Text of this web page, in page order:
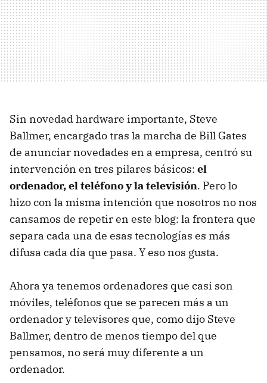
Sin novedad hardware importante, Steve
Ballmer, encargado tras la marcha de Bill Gates
de anunciar novedades en a empresa, centró su
intervención en tres pilares básicos: el
ordenador, el teléfono y la televisión. Pero lo
hizo con la misma intención que nosotros no nos
cansamos de repetir en este blog: la frontera que
separa cada una de esas tecnologías es más
difusa cada día que pasa. Y eso nos gusta.
Ahora ya tenemos ordenadores que casi son
móviles, teléfonos que se parecen más a un
ordenador y televisores que, como dijo Steve
Ballmer, dentro de menos tiempo del que
pensamos, no será muy diferente a un
ordenador.